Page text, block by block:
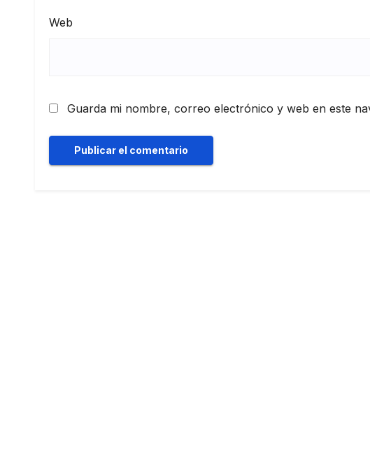
Web
Guarda mi nombre, correo electrónico y web en este